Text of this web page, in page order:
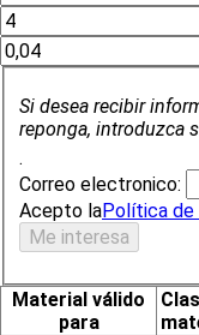
Si desea recibir
reponga, introduzca
.
Correo electronico:
Acepto laPolítica de
Material válido
para